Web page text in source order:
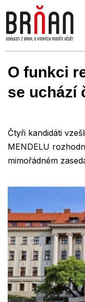
O funkci
se uchází
Čtyři kandidáti
MENDELU
mimořádném